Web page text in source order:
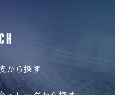
から探す